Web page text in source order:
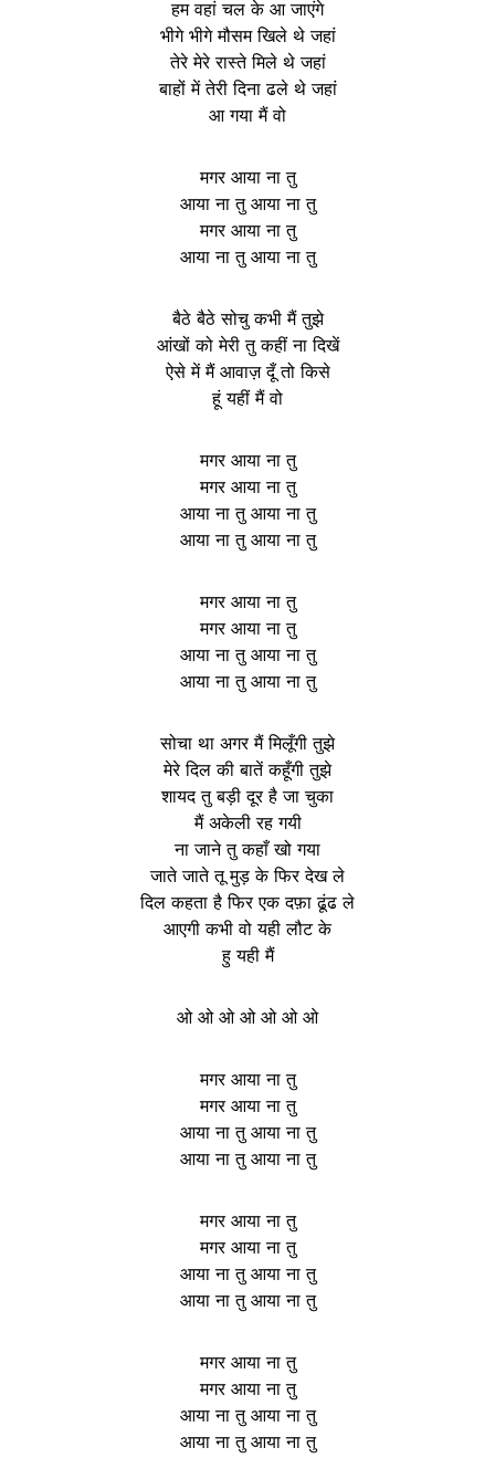
हम वहां चल के आ जाएंगे
भीगे भीगे मौसम खिले थे जहां
तेरे मेरे रास्ते मिले थे जहां
बाहों में तेरी दिना ढले थे जहां
आ गया मैं वो
मगर आया ना तु
आया ना तु आया ना तु
मगर आया ना तु
आया ना तु आया ना तु
बैठे बैठे सोचु कभी मैं तुझे
आंखों को मेरी तु कहीं ना दिखें
ऐसे में मैं आवाज़ दूँ तो किसे
हूं यहीं मैं वो
मगर आया ना तु
मगर आया ना तु
आया ना तु आया ना तु
आया ना तु आया ना तु
मगर आया ना तु
मगर आया ना तु
आया ना तु आया ना तु
आया ना तु आया ना तु
सोचा था अगर मैं मिलूँगी तुझे
मेरे दिल की बातें कहूँगी तुझे
शायद तु बड़ी दूर है जा चुका
मैं अकेली रह गयी
ना जाने तु कहाँ खो गया
जाते जाते तू मुड़ के फिर देख ले
दिल कहता है फिर एक दफ़ा ढूंढ ले
आएगी कभी वो यही लौट के
हु यही मैं
ओ ओ ओ ओ ओ ओ ओ
मगर आया ना तु
मगर आया ना तु
आया ना तु आया ना तु
आया ना तु आया ना तु
मगर आया ना तु
मगर आया ना तु
आया ना तु आया ना तु
आया ना तु आया ना तु
मगर आया ना तु
मगर आया ना तु
आया ना तु आया ना तु
आया ना तु आया ना तु